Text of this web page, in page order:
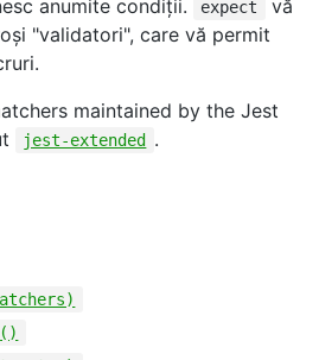
anumite condiţii.
expect
vă
"validatori", care vă permit
maintained by the Jest
jest-extended .